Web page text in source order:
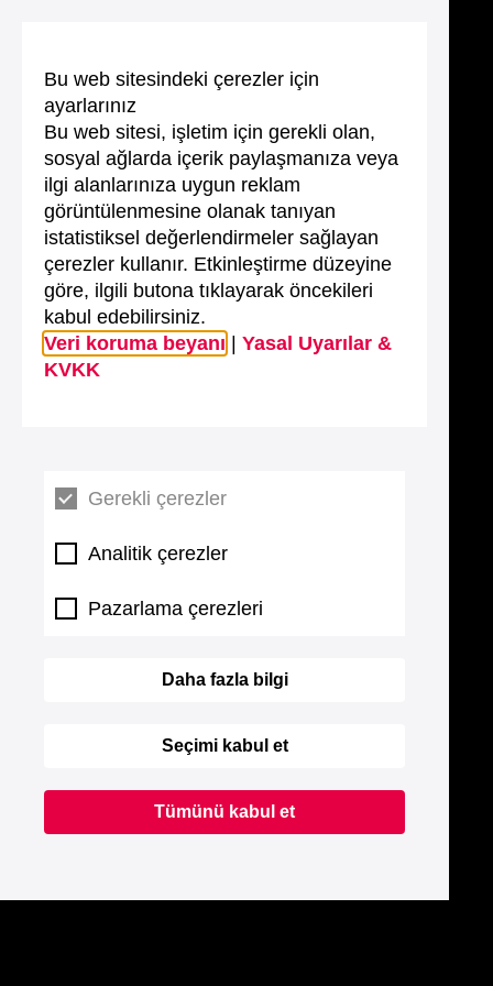
Bu web sitesindeki çerezler için
ayarlarınız
Bu web sitesi, işletim için gerekli olan,
sosyal ağlarda içerik paylaşmanıza veya
ilgi alanlarınıza uygun reklam
görüntülenmesine olanak tanıyan
istatistiksel değerlendirmeler sağlayan
çerezler kullanır. Etkinleştirme düzeyine
göre, ilgili butona tıklayarak öncekileri
kabul edebilirsiniz.
Veri koruma beyanı
Yasal Uyarılar &
KVKK
Gerekli çerezler
Analitik çerezler
Pazarlama çerezleri
Daha fazla bilgi
Seçimi kabul et
Tümünü kabul et